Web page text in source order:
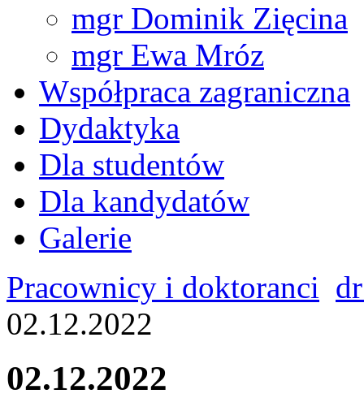
mgr Dominik Zięcina
mgr Ewa Mróz
Współpraca zagraniczna
Dydaktyka
Dla studentów
Dla kandydatów
Galerie
Pracownicy i doktoranci
02.12.2022
02.12.2022